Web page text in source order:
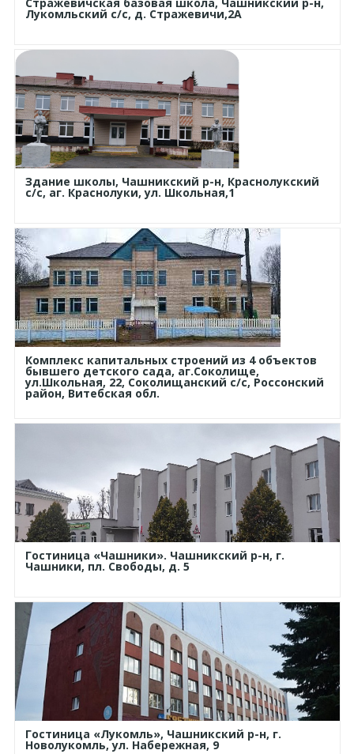
Стражевичская базовая школа, Чашникский р-н,
Лукомльский с/с, д. Стражевичи,2А
Здание школы, Чашникский р-н, Краснолукский
с/с, аг. Краснолуки, ул. Школьная,1
Комплекс капитальных строений из 4 объектов
бывшего детского сада, аг.Соколище,
ул.Школьная, 22, Соколищанский с/с, Россонский
район, Витебская обл.
Гостиница «Чашники». Чашникский р-н, г.
Чашники, пл. Свободы, д. 5
Гостиница «Лукомль», Чашникский р-н, г.
Новолукомль, ул. Набережная, 9